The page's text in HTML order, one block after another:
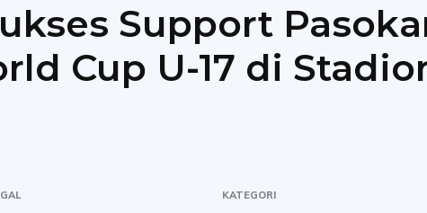
Support
Cup U-17 di
KATEGORI